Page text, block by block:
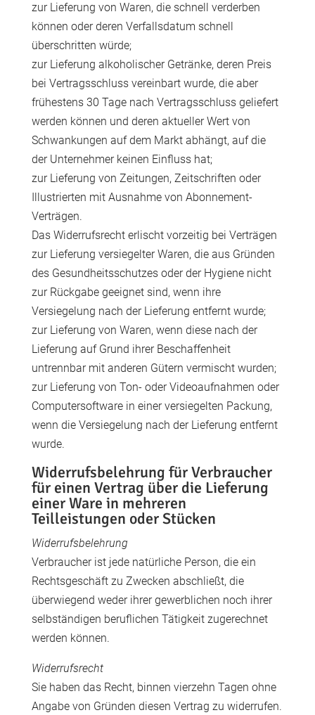
zur Lieferung von Waren, die schnell verderben
können oder deren Verfallsdatum schnell
überschritten würde;
zur Lieferung alkoholischer Getränke, deren Preis
bei Vertragsschluss vereinbart wurde, die aber
frühestens 30 Tage nach Vertragsschluss geliefert
werden können und deren aktueller Wert von
Schwankungen auf dem Markt abhängt, auf die
der Unternehmer keinen Einfluss hat;
zur Lieferung von Zeitungen, Zeitschriften oder
Illustrierten mit Ausnahme von Abonnement-
Verträgen.
Das Widerrufsrecht erlischt vorzeitig bei Verträgen
zur Lieferung versiegelter Waren, die aus Gründen
des Gesundheitsschutzes oder der Hygiene nicht
zur Rückgabe geeignet sind, wenn ihre
Versiegelung nach der Lieferung entfernt wurde;
zur Lieferung von Waren, wenn diese nach der
Lieferung auf Grund ihrer Beschaffenheit
untrennbar mit anderen Gütern vermischt wurden;
zur Lieferung von Ton- oder Videoaufnahmen oder
Computersoftware in einer versiegelten Packung,
wenn die Versiegelung nach der Lieferung entfernt
wurde.
Widerrufsbelehrung für Verbraucher
für einen Vertrag über die Lieferung
einer Ware in mehreren
Teilleistungen oder Stücken
Widerrufsbelehrung
Verbraucher ist jede natürliche Person, die ein
Rechtsgeschäft zu Zwecken abschließt, die
überwiegend weder ihrer gewerblichen noch ihrer
selbständigen beruflichen Tätigkeit zugerechnet
werden können.
Widerrufsrecht
Sie haben das Recht, binnen vierzehn Tagen ohne
Angabe von Gründen diesen Vertrag zu widerrufen.